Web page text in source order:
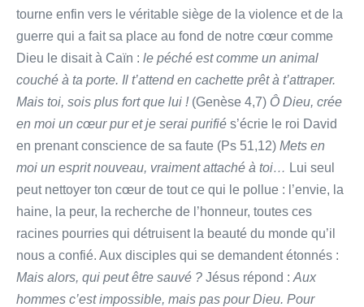
tourne enfin vers le véritable siège de la violence et de la
guerre qui a fait sa place au fond de notre cœur comme
Dieu le disait à Caïn : le péché est comme un animal
couché à ta porte. Il t’attend en cachette prêt à t’attraper.
Mais toi, sois plus fort que lui !(Genèse 4,7) Ô Dieu, crée
en moi un cœur pur et je serai purifié s’écrie le roi David
en prenant conscience de sa faute (Ps 51,12) Mets en
moi un esprit nouveau, vraiment attaché à toi… Lui seul
peut nettoyer ton cœur de tout ce qui le pollue : l’envie, la
haine, la peur, la recherche de l’honneur, toutes ces
racines pourries qui détruisent la beauté du monde qu’il
nous a confié. Aux disciples qui se demandent étonnés :
Mais alors, qui peut être sauvé ? Jésus répond : Aux
hommes c’est impossible, mais pas pour Dieu. Pour